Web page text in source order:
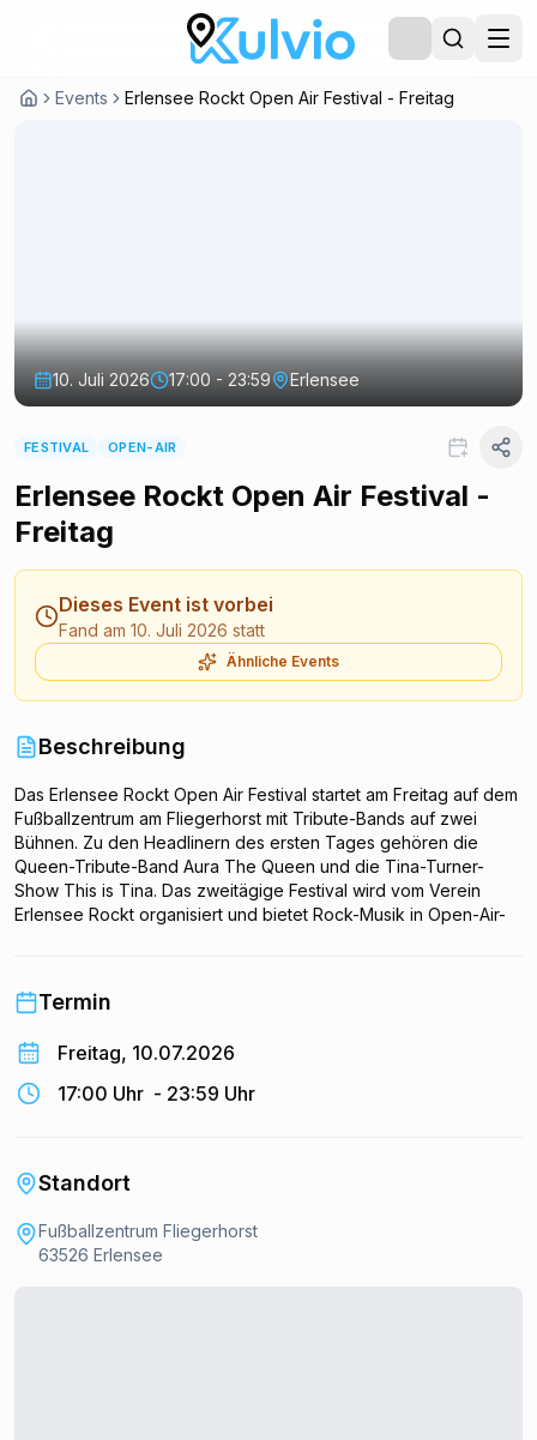
Events Erlensee Rockt Open Air Festival - Freitag
10. Juli 2026 17:00 - 23:59 Erlensee
FESTIVAL OPEN-AIR
Erlensee Rockt Open Air Festival -
Freitag
Dieses Event ist vorbei
Fand am 10. Juli 2026 statt
Ähnliche Events
Beschreibung
Das Erlensee Rockt Open Air Festival startet am Freitag auf dem
Fußballzentrum am Fliegerhorst mit Tribute-Bands auf zwei
Bühnen. Zu den Headlinern des ersten Tages gehören die
Queen-Tribute-Band Aura The Queen und die Tina-Turner-
Show This is Tina. Das zweitägige Festival wird vom Verein
Erlensee Rockt organisiert und bietet Rock-Musik in Open-Air-
Termin
Freitag, 10.07.2026
17:00 Uhr - 23:59 Uhr
Standort
Fußballzentrum Fliegerhorst
63526 Erlensee